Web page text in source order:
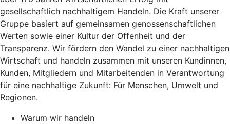
gesellschaftlich nachhaltigem Handeln. Die Kraft unserer
Gruppe basiert auf gemeinsamen genossenschaftlichen
Werten sowie einer Kultur der Offenheit und der
Transparenz. Wir fördern den Wandel zu einer nachhaltigen
Wirtschaft und handeln zusammen mit unseren Kundinnen,
Kunden, Mitgliedern und Mitarbeitenden in Verantwortung
für eine nachhaltige Zukunft: Für Menschen, Umwelt und
Regionen.
Warum wir handeln